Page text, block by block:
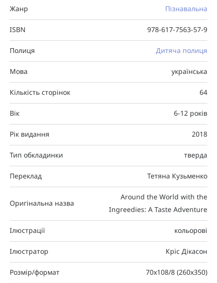
Жанр Пізнавальна
ISBN 978-617-7563-57-9
Полиця Дитяча полиця
Мова українська
Кількість сторінок 64
Вік 6-12 років
Рік видання 2018
Тип обкладинки тверда
Переклад Тетяна Кузьменко
Оригінальна назва
Around the World with the
Ingreedies: A Taste Adventure
Ілюстрації кольорові
Ілюстратор Кріс Дікасон
Розмір/формат 70x108/8 (260x350)